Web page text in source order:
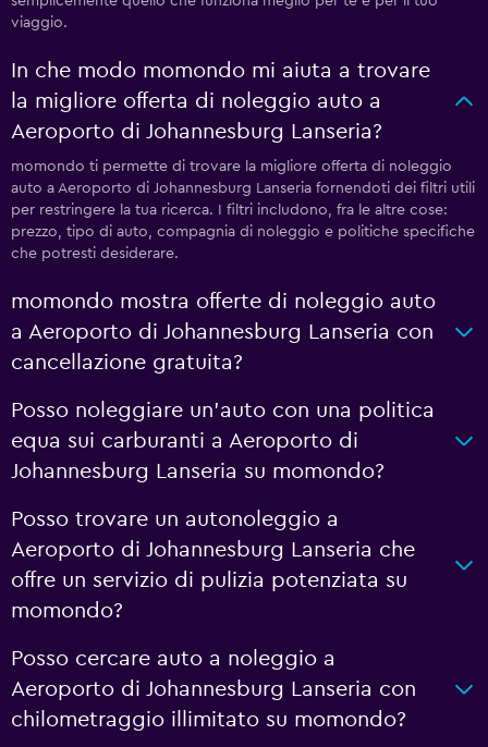
viaggio.
In che modo momondo mi aiuta a trovare
la migliore offerta di noleggio auto a
Aeroporto di Johannesburg Lanseria?
momondo ti permette di trovare la migliore offerta di noleggio
auto a Aeroporto di Johannesburg Lanseria fornendoti dei filtri utili
per restringere la tua ricerca. I filtri includono, fra le altre cose:
prezzo, tipo di auto, compagnia di noleggio e politiche specifiche
che potresti desiderare.
momondo mostra offerte di noleggio auto
a Aeroporto di Johannesburg Lanseria con
cancellazione gratuita?
Posso noleggiare un'auto con una politica
equa sui carburanti a Aeroporto di
Johannesburg Lanseria su momondo?
Posso trovare un autonoleggio a
Aeroporto di Johannesburg Lanseria che
offre un servizio di pulizia potenziata su
momondo?
Posso cercare auto a noleggio a
Aeroporto di Johannesburg Lanseria con
chilometraggio illimitato su momondo?